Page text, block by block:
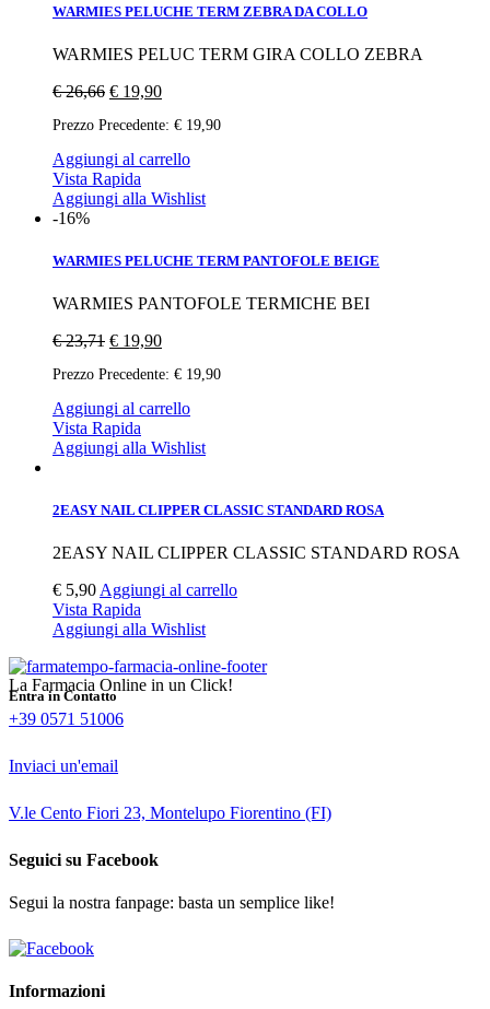
WARMIES PELUCHE TERM ZEBRA DA COLLO
WARMIES PELUC TERM GIRA COLLO ZEBRA
€26,66 € 19,90
Prezzo Precedente: € 19,90
Aggiungi al carrello
Vista Rapida
Aggiungi alla Wishlist
-16%
WARMIES PELUCHE TERM PANTOFOLE BEIGE
WARMIES PANTOFOLE TERMICHE BEI
€23,71 € 19,90
Prezzo Precedente: € 19,90
Aggiungi al carrello
Vista Rapida
Aggiungi alla Wishlist
2EASY NAIL CLIPPER CLASSIC STANDARD ROSA
2EASY NAIL CLIPPER CLASSIC STANDARD ROSA
€ 5,90Aggiungi al carrello
Vista Rapida
Aggiungi alla Wishlist
La Farmacia Online in un Click!
Entra in Contatto
+39 0571 51006
Inviaci un'email
V.le Cento Fiori 23, Montelupo Fiorentino (FI)
Seguici su Facebook
Segui la nostra fanpage: basta un semplice like!
Informazioni